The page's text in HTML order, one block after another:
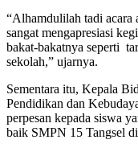
“Alhamdulilah tadi acara
sangat mengapresiasi
bakat-bakatnya seperti
sekolah,” ujarnya.
Sementara itu, Kepala
Pendidikan dan
perpesan kepada siswa
baik SMPN 15 Tangsel